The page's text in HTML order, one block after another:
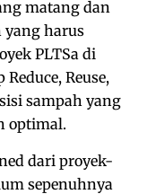
matang dan
harus
PLTSa di
Reuse,
sampah yang
optimal.
dari proyek-
sepenuhnya